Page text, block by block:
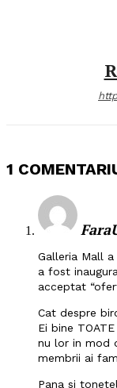
1
Galleria Mall
a fost
acceptat
Cat despre
Ei bine
nu lor in mod
membrii ai
Pana si